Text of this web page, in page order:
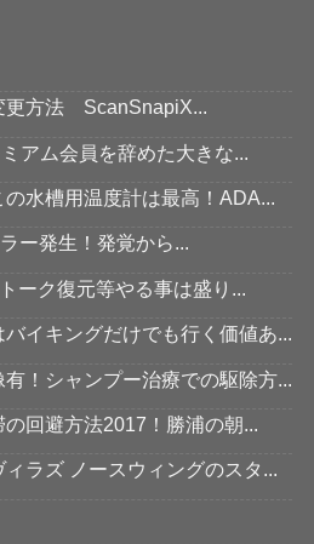
更方法 ScanSnapiX...
アム会員を辞めた大きな...
水槽用温度計は最高！ADA...
ー発生！発覚から...
ーク復元等やる事は盛り...
イキングだけでも行く価値あ...
！シャンプー治療での駆除方...
回避方法2017！勝浦の朝...
ラズ ノースウィングのスタ...